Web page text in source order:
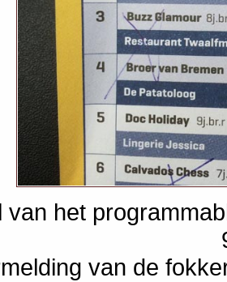
van het
van de